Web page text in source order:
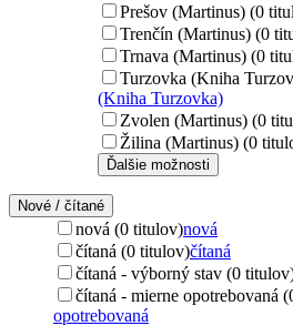
Prešov (Martinus) (0
Trenčín (Martinus) (0
Trnava (Martinus) (0
Turzovka (Kniha
(Kniha Turzovka)
Zvolen (Martinus) (0
Žilina (Martinus) (0
Ďalšie možnosti
Nové / čítané
nová (0 titulov)nová
čítaná (0 titulov)čítaná
čítaná - výborný stav (0
čítaná - mierne opotrebovaná
opotrebovaná